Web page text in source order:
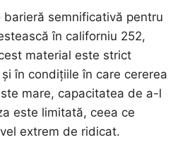
semnificativă pentru
în californiu 252,
material este strict
în condițiile în care cererea
mare, capacitatea de a-l
este limitată, ceea ce
extrem de ridicat.